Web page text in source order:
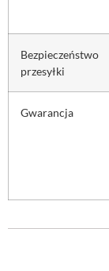
Bezpieczeństwo
przesyłki
Gwarancja